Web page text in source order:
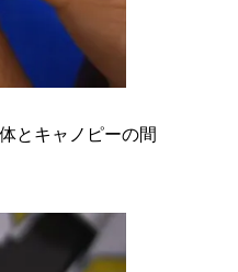
とキャノピーの間